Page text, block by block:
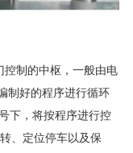
控制的中枢，一般由电
制好的程序进行循环
下，将按程序进行控
、定位停车以及保